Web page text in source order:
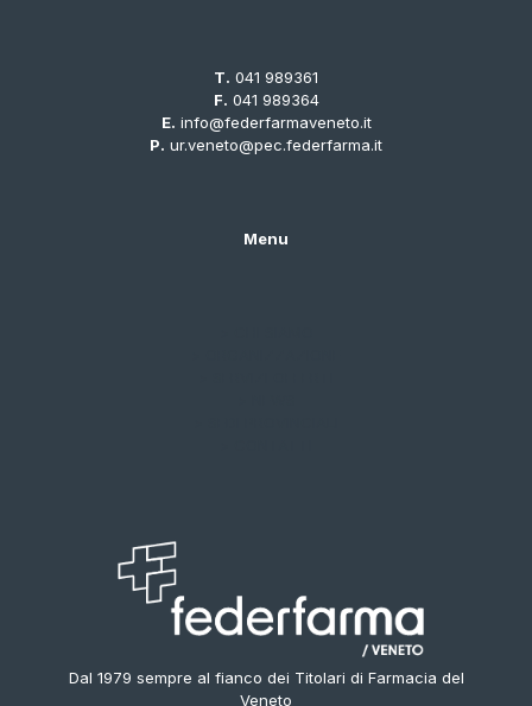
T. 041 989361
F. 041 989364
E. info@federfarmaveneto.it
P. ur.veneto@pec.federfarma.it
Menu
Dal 1979 sempre al fianco dei Titolari di Farmacia del
Veneto